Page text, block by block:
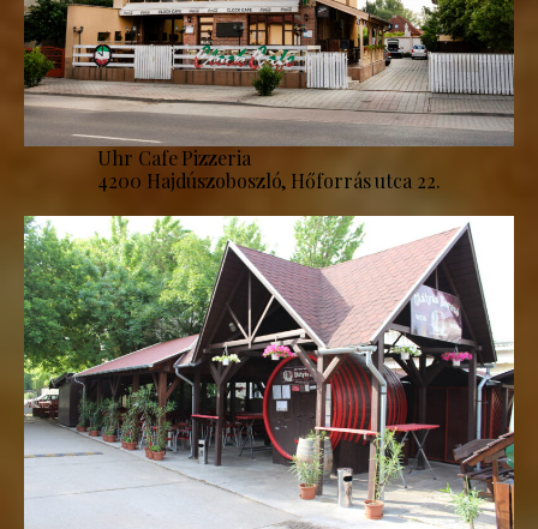
Uhr Cafe Pizzeria
4200 Hajdúszoboszló, Hőforrás utca 22.